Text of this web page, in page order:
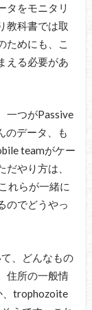
タをモニタリ
教科書では取
ためにも、こ
える必要があ
一つがPassive
のデータ、も
teamがケー
やり方は、
れらが一緒に
のでどうやっ
、どんなもの
住所の一般情
、trophozoite